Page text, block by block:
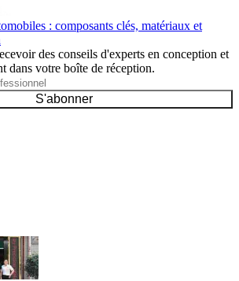
: composants clés, matériaux et
des conseils d'experts en conception et
dans votre boîte de réception.
S'abonner